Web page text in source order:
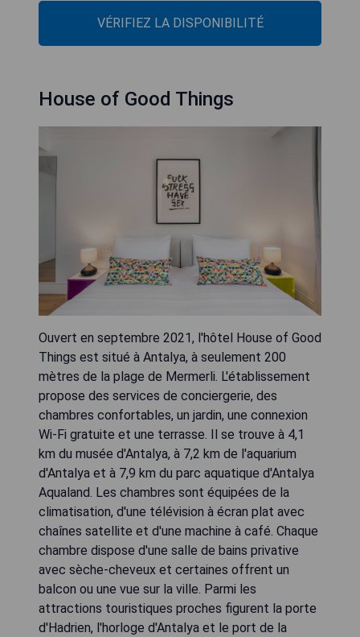
VÉRIFIEZ LA DISPONIBILITÉ
House of Good Things
Ouvert en septembre 2021, l'hôtel House of Good
Things est situé à Antalya, à seulement 200
mètres de la plage de Mermerli. L'établissement
propose des services de conciergerie, des
chambres confortables, un jardin, une connexion
Wi-Fi gratuite et une terrasse. Il se trouve à 4,1
km du musée d'Antalya, à 7,2 km de l'aquarium
d'Antalya et à 7,9 km du parc aquatique d'Antalya
Aqualand. Les chambres sont équipées de la
climatisation, d'une télévision à écran plat avec
chaînes satellite et d'une machine à café. Chaque
chambre dispose d'une salle de bains privative
avec sèche-cheveux et certaines offrent un
balcon ou une vue sur la ville. Parmi les
attractions touristiques proches figurent la porte
d'Hadrien, l'horloge d'Antalya et le port de la